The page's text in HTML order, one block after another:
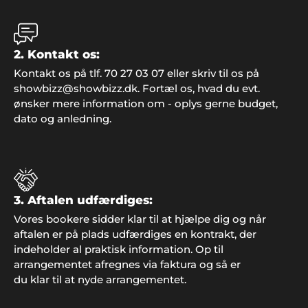
Preben, Varde
"Vi gjorde det igen! Overraskede familien med fest
og underholdning fra Showbizz Danmark. Det
virker hver gang".
Anne Jensen, Åbenrå
"Vi har gennem de sidste 5 år brugt Showbizz
Danmark til at finde underholdning til vores fester.
Her får vi altid god service og gode muligheder".
Familien Nyberg
2. Kontakt os:
Kontakt os på tlf. 70 27 03 07 eller skriv til os på
showbizz@showbizz.dk. Fortæl os, hvad du evt.
ønsker mere information om - oplys gerne budget,
dato og anledning.
3. Aftalen udfærdiges:
Vores bookere sidder klar til at hjælpe dig og når
aftalen er på plads udfærdiges en kontrakt, der
indeholder al praktisk information. Op til
arrangementet afregnes via faktura og så er
du klar til at nyde arrangementet.